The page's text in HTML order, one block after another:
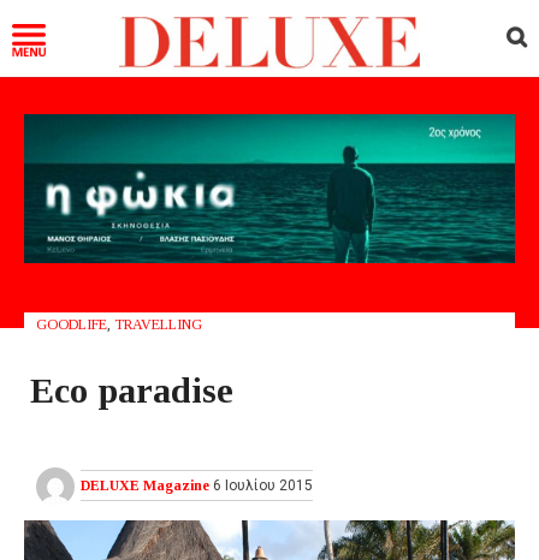
GOODLIFE TRAVELLING
Eco paradise
DELUXE Magazine 6 Ιουλίου 2015